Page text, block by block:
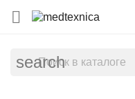

search